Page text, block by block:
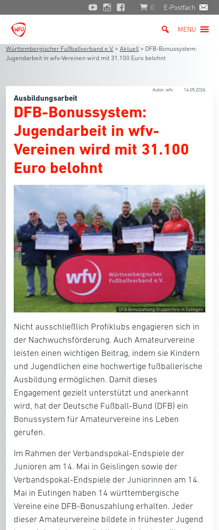
0 E-Postfach
MENU
Württembergischer Fußballverband e.V. > Aktuell > DFB-Bonussystem:
Jugendarbeit in wfv-Vereinen wird mit 31.100 Euro belohnt
Autor: wfv 14.05.2026
Ausbildungsarbeit
DFB-Bonussystem:
Jugendarbeit in wfv-
Vereinen wird mit 31.100
Euro belohnt
DFB-Bonuszahlung Gruppenfoto in Eutingen
Nicht ausschließlich Profiklubs engagieren sich in
der Nachwuchsförderung. Auch Amateurvereine
leisten einen wichtigen Beitrag, indem sie Kindern
und Jugendlichen eine hochwertige fußballerische
Ausbildung ermöglichen. Damit dieses
Engagement gezielt unterstützt und anerkannt
wird, hat der Deutsche Fußball-Bund (DFB) ein
Bonussystem für Amateurvereine ins Leben
gerufen.
Im Rahmen der Verbandspokal-Endspiele der
Junioren am 14. Mai in Geislingen sowie der
Verbandspokal-Endspiele der Juniorinnen am 14.
Mai in Eutingen haben 14 württembergische
Vereine eine DFB-Bonuszahlung erhalten. Jeder
dieser Amateurvereine bildete in frühester Jugend